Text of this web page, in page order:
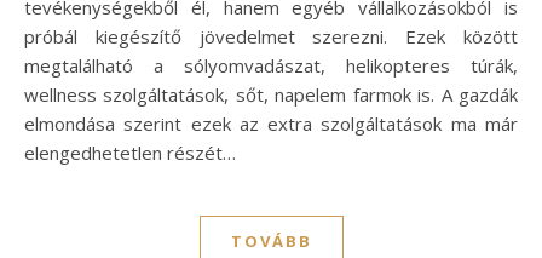
tevékenységekből él, hanem egyéb vállalkozásokból is
próbál kiegészítő jövedelmet szerezni. Ezek között
megtalálható a sólyomvadászat, helikopteres túrák,
wellness szolgáltatások, sőt, napelem farmok is. A gazdák
elmondása szerint ezek az extra szolgáltatások ma már
elengedhetetlen részét…
TOVÁBB